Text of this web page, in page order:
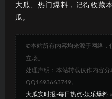
大瓜、热门爆料，记得收藏
瓜。
©本站所有内容均来源于网络，
立场。
处理声明：本站转载仅作内容
QQ1693663749。
大瓜实时报-每日热点-娱乐爆料 »